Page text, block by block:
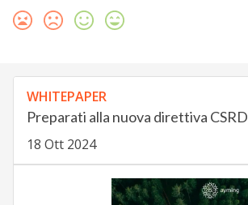
WHITEPAPER
Preparati alla nuova direttiva CSRD
18 Ott 2024